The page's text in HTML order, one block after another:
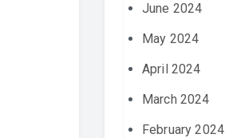
June 2024
May 2024
April 2024
March 2024
February 2024